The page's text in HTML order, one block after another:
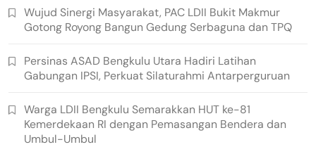
Wujud Sinergi Masyarakat, PAC LDII Bukit Makmur
Gotong Royong Bangun Gedung Serbaguna dan TPQ
Persinas ASAD Bengkulu Utara Hadiri Latihan
Gabungan IPSI, Perkuat Silaturahmi Antarperguruan
Warga LDII Bengkulu Semarakkan HUT ke-81
Kemerdekaan RI dengan Pemasangan Bendera dan
Umbul-Umbul